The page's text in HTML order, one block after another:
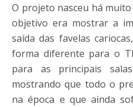
O projeto nasceu há
objetivo era mostrar a
saída das favelas
forma diferente para o
para as principais
mostrando que todo o
na época e que ainda